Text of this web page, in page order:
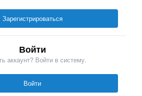
Зарегистрироваться
Войти
аккаунт? Войти в систему.
Войти